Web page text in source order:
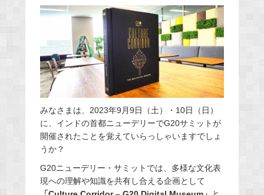
o
k
みなさまは、2023年9月9日（土）・10日（日）
に、インドの首都ニューデリーでG20サミットが
開催されたことを覚えていらっしゃいますでしょ
うか？
G20ニューデリー・サミットでは、多様な文化表
現への理解や知識を共有し合える企画として